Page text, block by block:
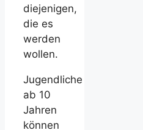
diejenigen,
die es
werden
wollen.
Jugendliche
ab 10
Jahren
können